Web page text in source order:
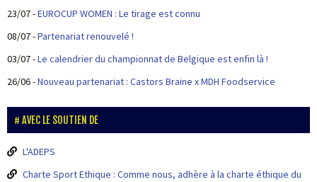
23/07-EUROCUP WOMEN : Le tirage est connu
08/07-Partenariat renouvelé !
03/07-Le calendrier du championnat de Belgique est enfin là !
26/06-Nouveau partenariat : Castors Braine x MDH Foodservice
AVEC LE SOUTIEN DE
L'ADEPS
Charte Sport Ethique : Comme nous, adhère à la charte éthique du